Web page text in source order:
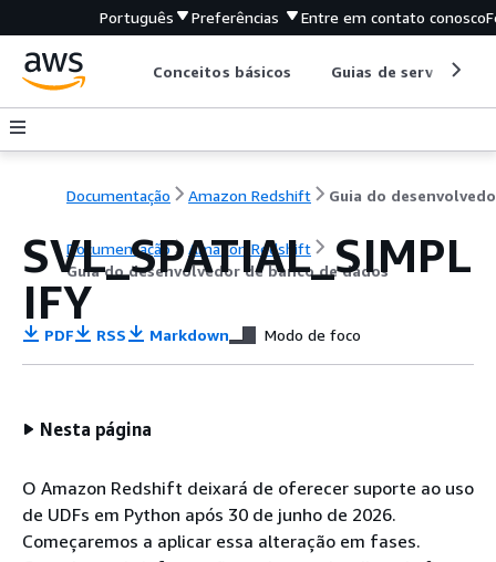
Português Preferências Entre em contato conosco
Conceitos básicos Guias de serviço
Documentação Amazon Redshift
Documentação
Amazon Redshift
Guia do desenvolvedor de banco de dados
SVL_SPATIAL_SIMPL
IFY
PDF RSS Markdown Modo de foco
Nesta página
O Amazon Redshift deixará de oferecer suporte ao uso
de UDFs em Python após 30 de junho de 2026.
Começaremos a aplicar essa alteração em fases.